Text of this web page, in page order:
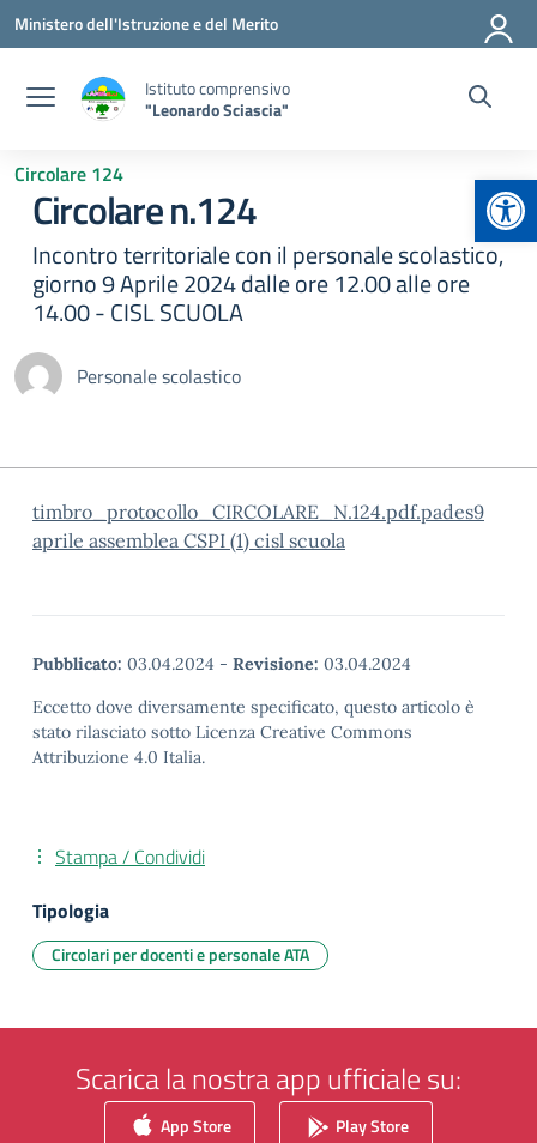
Vai ai contenuti
Vai al menu di navigazione
Vai al footer
Ministero dell'Istruzione e del Merito
Istituto comprensivo
"Leonardo Sciascia"
Circolare 124
Circolare n.124
Incontro territoriale con il personale scolastico,
giorno 9 Aprile 2024 dalle ore 12.00 alle ore
14.00 - CISL SCUOLA
Personale scolastico
timbro_protocollo_CIRCOLARE_N.124.pdf.pades9
aprile assemblea CSPI (1) cisl scuola
Pubblicato: 03.04.2024 - Revisione: 03.04.2024
Eccetto dove diversamente specificato, questo articolo è
stato rilasciato sotto Licenza Creative Commons
Attribuzione 4.0 Italia.
Stampa / Condividi
Tipologia
Circolari per docenti e personale ATA
Scarica la nostra app ufficiale su:
App Store Play Store